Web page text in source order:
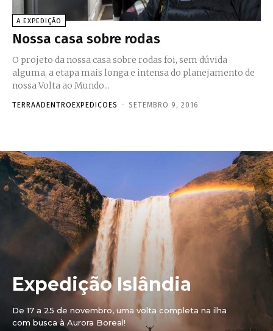
A EXPEDIÇÃO
Nossa casa sobre rodas
O projeto da nossa casa sobre rodas foi, sem dúvida
alguma, a etapa mais longa e intensa do planejamento de
nossa Volta ao Mundo...
TERRAADENTROEXPEDICOES - SETEMBRO 9, 2016
Expedição Islândia
De 17 a 25 de novembro, uma volta completa na ilha
com busca à Aurora Boreal!